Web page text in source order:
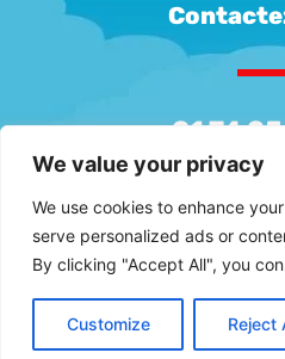
We value your privacy
We use cookies to enhance
serve personalized ads or
By clicking "Accept All", you
Customize Reject
01 74
Mentions légales
Conditions